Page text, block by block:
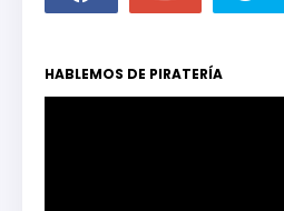
HABLEMOS DE PIRATERÍA